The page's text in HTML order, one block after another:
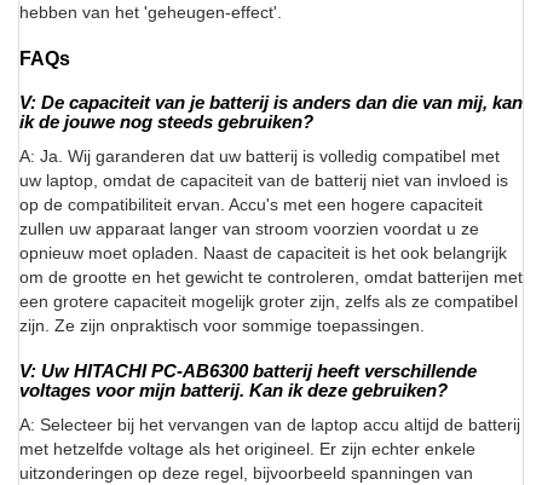
hebben van het 'geheugen-effect'.
FAQs
V: De capaciteit van je batterij is anders dan die van mij, kan
ik de jouwe nog steeds gebruiken?
A: Ja. Wij garanderen dat uw batterij is volledig compatibel met
uw laptop, omdat de capaciteit van de batterij niet van invloed is
op de compatibiliteit ervan. Accu's met een hogere capaciteit
zullen uw apparaat langer van stroom voorzien voordat u ze
opnieuw moet opladen. Naast de capaciteit is het ook belangrijk
om de grootte en het gewicht te controleren, omdat batterijen met
een grotere capaciteit mogelijk groter zijn, zelfs als ze compatibel
zijn. Ze zijn onpraktisch voor sommige toepassingen.
V: Uw HITACHI PC-AB6300 batterij heeft verschillende
voltages voor mijn batterij. Kan ik deze gebruiken?
A: Selecteer bij het vervangen van de laptop accu altijd de batterij
met hetzelfde voltage als het origineel. Er zijn echter enkele
uitzonderingen op deze regel, bijvoorbeeld spanningen van